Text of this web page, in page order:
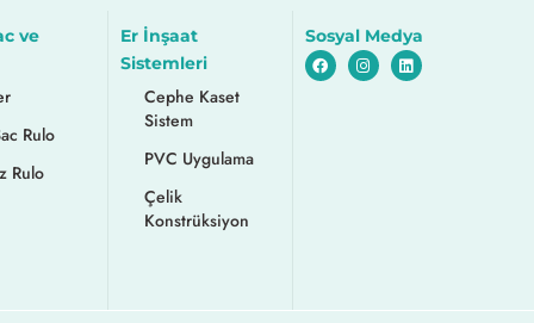
ve
Rulo
Rulo
Er İnşaat
Sistemleri
Cephe Kaset
Sistem
PVC Uygulama
Çelik
Konstrüksiyon
Sosyal Medya